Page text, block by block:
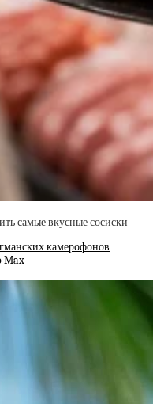
самые вкусные сосиски
камерофонов
Max